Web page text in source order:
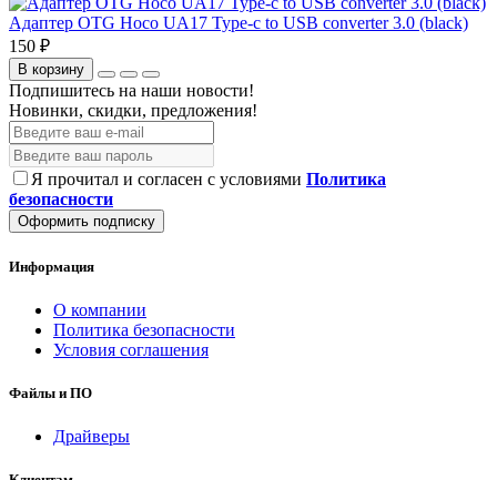
Адаптер OTG Hoco UA17 Type-c to USB converter 3.0 (black)
150 ₽
В корзину
Подпишитесь на наши новости!
Новинки, скидки, предложения!
Я прочитал и согласен с условиями Политика
безопасности
Оформить подписку
Информация
О компании
Политика безопасности
Условия соглашения
Файлы и ПО
Драйверы